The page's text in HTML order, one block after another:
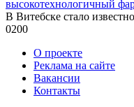
высокотехнологичный
В Витебске стало
0200
О проекте
Реклама на сайте
Вакансии
Контакты